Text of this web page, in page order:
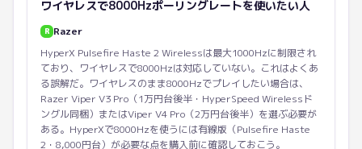
ワイヤレスで8000Hzポーリングレートを使いたい人
R Razer
HyperX Pulsefire Haste 2 Wirelessは最大1000Hzに制限され
ており、ワイヤレスで8000Hzは対応していない。これはよくあ
る誤解だ。ワイヤレスのまま8000Hzでプレイしたい場合は、
Razer Viper V3 Pro（1万円台後半・HyperSpeed Wirelessド
ングル同梱）またはViper V4 Pro（2万円台後半）を選ぶ必要が
ある。HyperXで8000Hzを使うには有線版（Pulsefire Haste
2・8,000円台）が必要な点を購入前に確認しておこう。